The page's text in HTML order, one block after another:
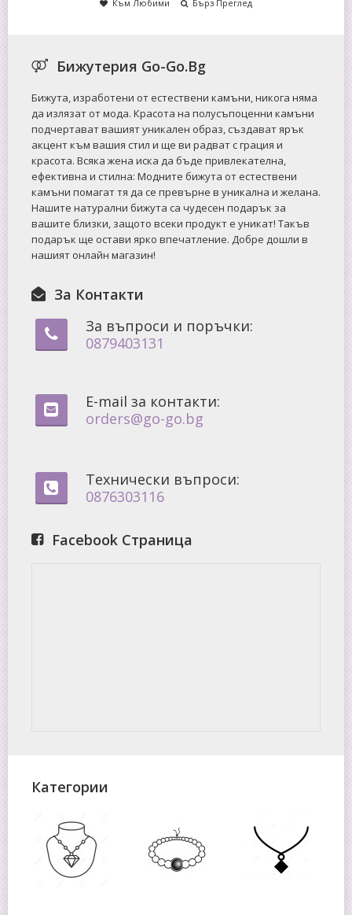
Към Любими Бърз Преглед
Бижутерия Go-Go.Bg
Бижута, изработени от естествени камъни, никога няма
да излязат от мода. Красота на полусъпоценни камъни
подчертават вашият уникален образ, създават ярък
акцент към вашия стил и ще ви радват с грация и
красота. Всяка жена иска да бъде привлекателна,
ефективна и стилна: Mодните бижута от естествени
камъни помагат тя да се превърне в уникална и желана.
Нашите натурални бижута са чудесен подарък за
вашите близки, защото всеки продукт е уникат! Такъв
подарък ще остави ярко впечатление. Добре дошли в
нашият онлайн магазин!
За Контакти
За въпроси и поръчки:
0879403131
E-mail за контакти:
orders@go-go.bg
Технически въпроси:
0876303116
Facebook Страница
Категории